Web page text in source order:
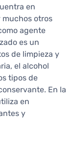
en
muchos otros
agente
es un
de limpieza y
el alcohol
tipos de
En la
en
y